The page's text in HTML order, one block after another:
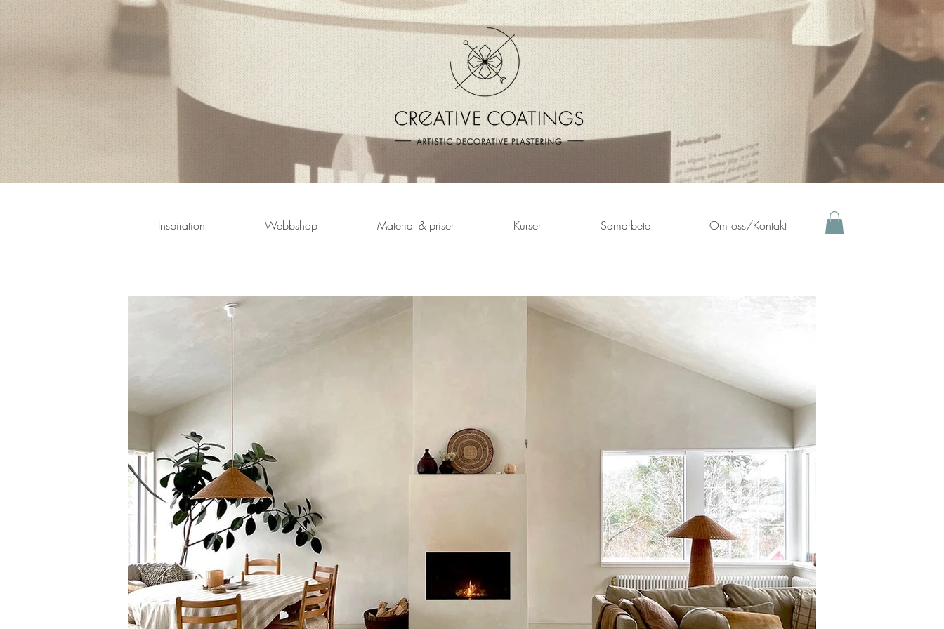
Inspiration Webbshop Material & priser Kurser Samarbete Om oss/Kontakt